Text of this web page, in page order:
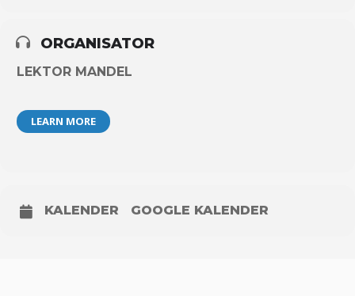
ORGANISATOR
LEKTOR MANDEL
LEARN MORE
KALENDER GOOGLE KALENDER